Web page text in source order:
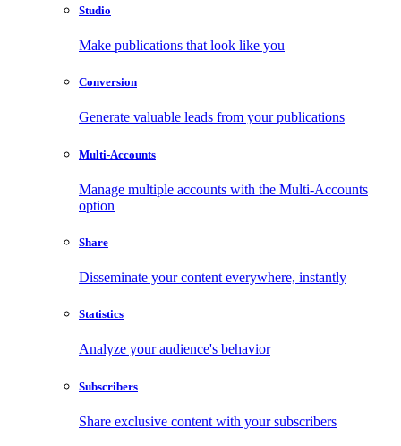
Studio
Make publications that look like you
Conversion
Generate valuable leads from your publications
Multi-Accounts
Manage multiple accounts with the Multi-Accounts
option
Share
Disseminate your content everywhere, instantly
Statistics
Analyze your audience's behavior
Subscribers
Share exclusive content with your subscribers